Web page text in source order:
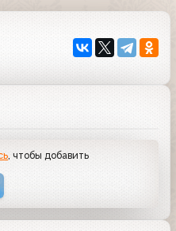
, чтобы добавить